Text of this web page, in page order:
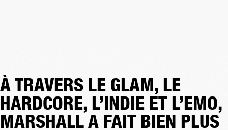
À TRAVERS LE GLAM, LE
HARDCORE, L’INDIE ET L’EMO,
MARSHALL A FAIT BIEN PLUS